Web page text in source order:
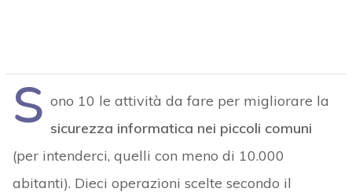
S ono 10 le attività da fare per migliorare la
sicurezza informatica nei piccoli comuni
(per intenderci, quelli con meno di 10.000
abitanti). Dieci operazioni scelte secondo il